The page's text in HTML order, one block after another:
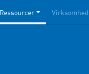
Ressourcer Virksomhed